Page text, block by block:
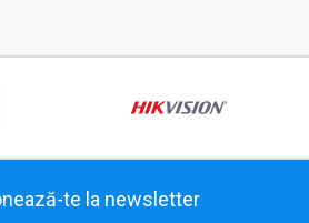
te la newsletter